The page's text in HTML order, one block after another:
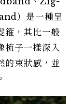
）是一種呈
箍，其比一般
梳子一樣深入
的束狀感，並